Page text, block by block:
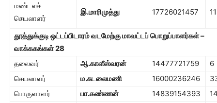
மண்டலச்
செயலாளர்
இ.மாரிமுத்து 17726021457
தூத்துக்குடி ஒட்டப்பிடாரம் வடமேற்கு மாவட்டப் பொறுப்பாளர்கள் –
வாக்ககங்கள்28
தலைவர்
ஆ.காளீஸ்வரன் 14477721759
6
செயலாளர்
ம.சுடலைமணி 16000236246
பொருளாளர்
பா.கண்ணன் 14839154393